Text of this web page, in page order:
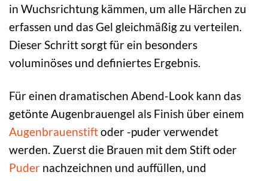
in Wuchsrichtung kämmen, um alle Härchen zu
erfassen und das Gel gleichmäßig zu verteilen.
Dieser Schritt sorgt für ein besonders
voluminöses und definiertes Ergebnis.
Für einen dramatischen Abend-Look kann das
getönte Augenbrauengel als Finish über einem
Augenbrauenstiftoder -puder verwendet
werden. Zuerst die Brauen mit dem Stift oder
Puder nachzeichnen und auffüllen, und